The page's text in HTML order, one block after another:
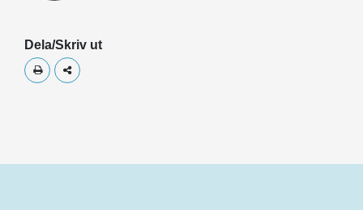
Dela/Skriv ut
Skriv utDela